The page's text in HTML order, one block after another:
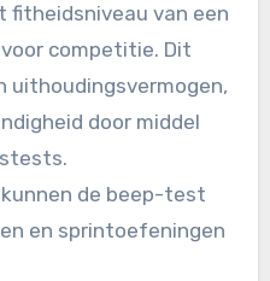
fitheidsniveau van een
competitie. Dit
uithoudingsvermogen,
door middel
de beep-test
en sprintoefeningen